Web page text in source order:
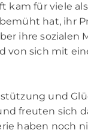
kam für viele
hat, ihr
ihre sozialen
von sich mit
und
freuten sich
haben noch